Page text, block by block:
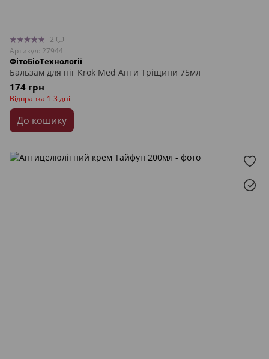
2
Артикул: 27944
ФітоБіоТехнології
Бальзам для ніг Krok Med Анти Тріщини 75мл
174 грн
Відправка 1-3 дні
До кошику